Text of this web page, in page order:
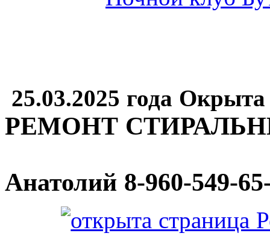
25.03.2025 года
РЕМОНТ
Анатолий 8-960-549-